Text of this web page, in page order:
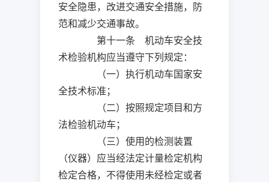
安全隐患，改进交通安全措施，防
范和减少交通事故。
第十一条 机动车安全技
术检验机构应当遵守下列规定：
（一）执行机动车国家安
全技术标准；
（二）按照规定项目和方
法检验机动车；
（三）使用的检测装置
（仪器）应当经法定计量检定机构
检定合格，不得使用未经检定或者